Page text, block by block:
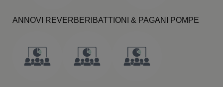
ANNOVI REVERBERI BATTIONI & PAGANI POMPE